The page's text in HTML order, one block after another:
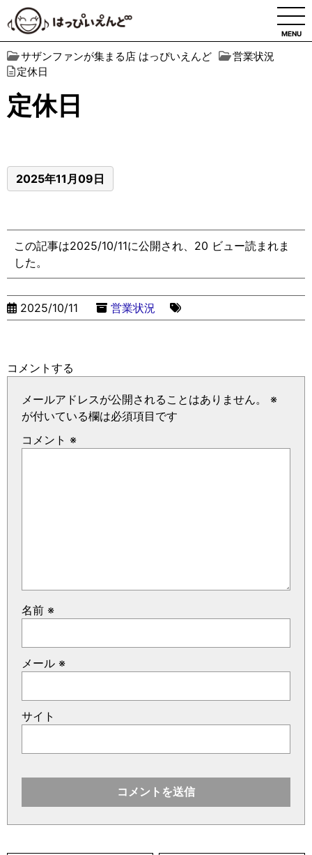
MENU
サザンファンが集まる店 はっぴいえんど
営業状況
定休日
定休日
2025年11月09日
この記事は2025/10/11に公開され、20 ビュー読まれま
した。
2025/10/11 営業状況
コメントする
メールアドレスが公開されることはありません。
※
が付いている欄は必須項目です
コメント ※
名前 ※
メール ※
サイト